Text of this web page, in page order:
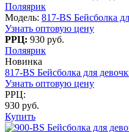
Поляярик
Модель: 817-BS Бейсболка
Узнать оптовую цену
РРЦ: 930 руб.
Поляярик
Новинка
817-BS Бейсболка для
Узнать оптовую цену
РРЦ:
930 руб.
Купить